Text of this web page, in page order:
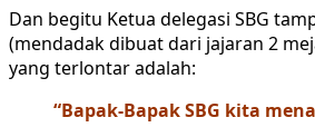
Dan begitu Ketua delegasi SBG
(mendadak dibuat dari jajaran 2
yang terlontar adalah:
“Bapak-Bapak SBG kita